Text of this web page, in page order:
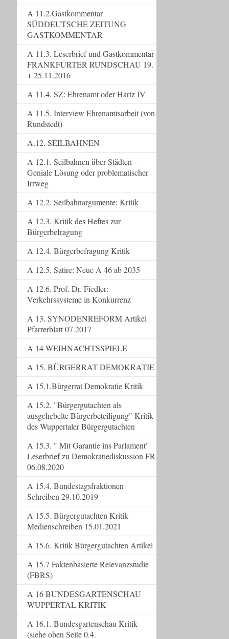
A 11.2.Gastkommentar
SÜDDEUTSCHE ZEITUNG
GASTKOMMENTAR
A 11.3. Leserbrief und Gastkommentar
FRANKFURTER RUNDSCHAU 19.
+ 25.11.2016
A 11.4. SZ: Ehrenamt oder Hartz IV
A 11.5. Interview Ehrenamtsarbeit (von
Rundstedt)
A.12. SEILBAHNEN
A 12.1. Seilbahnen über Städten -
Geniale Lösung oder problematischer
Irrweg
A 12.2. Seilbahnargumente: Kritik
A 12.3. Kritik des Heftes zur
Bürgerbefragung
A 12.4. Bürgerbefragung Kritik
A 12.5. Satire: Neue A 46 ab 2035
A 12.6. Prof. Dr. Fiedler:
Verkehrssysteme in Konkurrenz
A 13. SYNODENREFORM Artikel
Pfarrerblatt 07.2017
A 14 WEIHNACHTSSPIELE
A 15. BÜRGERRAT DEMOKRATIE
A 15.1.Bürgerrat Demokratie Kritik
A 15.2. "Bürgergutachten als
ausgehebelte Bürgerbeteiligung" Kritik
des Wuppertaler Bürgergutachten
A 15.3. " Mit Garantie ins Parlament"
Leserbrief zu Demokratiediskussion FR
06.08.2020
A 15.4. Bundestagsfraktionen
Schreiben 29.10.2019
A 15.5. Bürgergutachten Kritik
Medienschreiben 15.01.2021
A 15.6. Kritik Bürgergutachten Artikel
A 15.7 Faktenbasierte Relevanzstudie
(FBRS)
A 16 BUNDESGARTENSCHAU
WUPPERTAL KRITIK
A 16.1. Bundesgartenschau Kritik
(siehe oben Seite 0.4.